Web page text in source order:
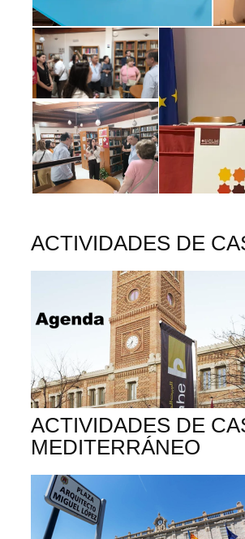
ACTIVIDADES DE
ACTIVIDADES DE
MEDITERRÁNEO